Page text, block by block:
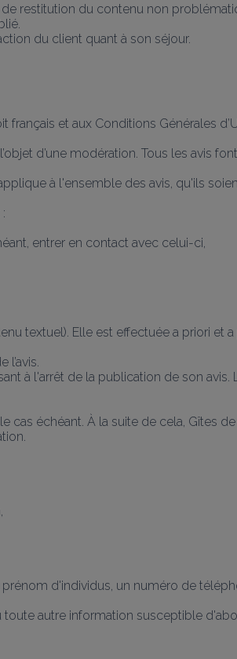
restitution du contenu non
du client quant à son séjour.
et aux Conditions Générales
d’une modération. Tous les avis
à l'ensemble des avis, qu'ils
entrer en contact avec celui-ci,
textuel). Elle est effectuée a priori et
l’avis.
à l'arrêt de la publication de son avis.
cas échéant. À la suite de cela, Gîtes
d'individus, un numéro de
autre information susceptible